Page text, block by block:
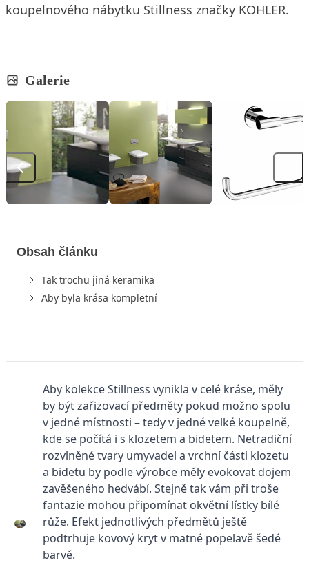
koupelnového nábytku Stillness značky KOHLER.
Galerie
Obsah článku
Tak trochu jiná keramika
Aby byla krása kompletní
Aby kolekce Stillness vynikla v celé kráse, měly
by být zařizovací předměty pokud možno spolu
v jedné místnosti – tedy v jedné velké koupelně,
kde se počítá i s klozetem a bidetem. Netradiční
rozvlněné tvary umyvadel a vrchní části klozetu
a bidetu by podle výrobce měly evokovat dojem
zavěšeného hedvábí. Stejně tak vám při troše
fantazie mohou připomínat okvětní lístky bílé
růže. Efekt jednotlivých předmětů ještě
podtrhuje kovový kryt v matné popelavě šedé
barvě.